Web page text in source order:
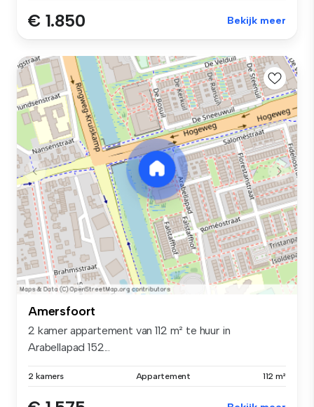
€ 1.850 Bekijk meer
Amersfoort
2 kamer appartement van 112 m² te huur in
Arabellapad 152...
2 kamers Appartement 112 m²